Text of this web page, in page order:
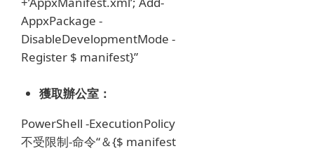
AppxPackage -
DisableDevelopmentMode -
Register $ manifest}”
獲取辦公室：
PowerShell -ExecutionPolicy
不受限制-命令“＆{$ manifest